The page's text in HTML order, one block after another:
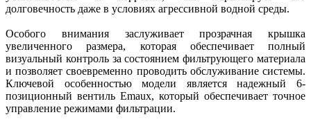
долговечность даже в условиях агрессивной водной среды.
Особого внимания заслуживает прозрачная крышка
увеличенного размера, которая обеспечивает полный
визуальный контроль за состоянием фильтрующего материала
и позволяет своевременно проводить обслуживание системы.
Ключевой особенностью модели является надежный 6-
позиционный вентиль Emaux, который обеспечивает точное
управление режимами фильтрации.